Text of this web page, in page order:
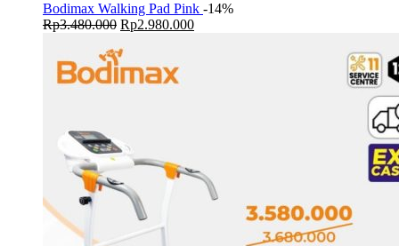
Bodimax Walking Pad Pink -14%
Rp3.480.000 Original
was:
Rp3.480.000.
Rp2.980.000Current